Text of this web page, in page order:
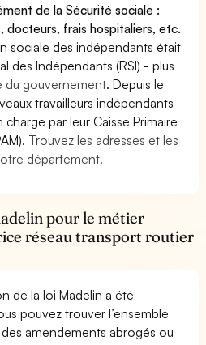
de la Sécurité sociale :
docteurs, frais hospitaliers, etc.
sociale des indépendants était
des Indépendants (RSI) - plus
du gouvernement. Depuis le
travailleurs indépendants
par leur Caisse Primaire
Trouvez les adresses et les
département.
pour le métier
réseau transport routier
de la loi Madelin a été
pouvez trouver l’ensemble
amendements abrogés ou